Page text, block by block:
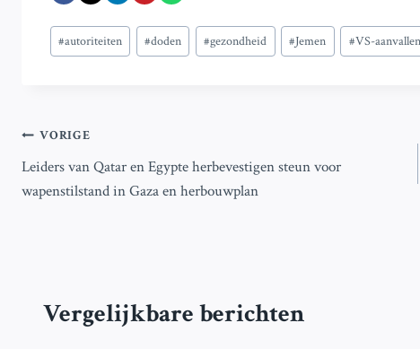
Bericht
tags:
#autoriteiten #doden #gezondheid #Jemen #VS-aanvallen
Bericht
navigatie
VORIGE
Leiders van Qatar en Egypte herbevestigen steun voor
wapenstilstand in Gaza en herbouwplan
Vergelijkbare berichten